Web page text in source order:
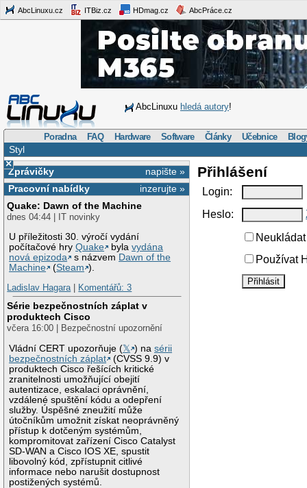
AbcLinuxu.cz ITBiz.cz HDmag.cz AbcPráce.cz
AbcLinuxu hledá autory!
Poradna FAQ Hardware Software Články Učebnice
Styl
×
napište »
Zprávičky
inzerujte »
Pracovní nabídky
Quake: Dawn of the Machine
dnes 04:44 | IT novinky
U příležitosti 30. výročí vydání
počítačové hryQuake bylavydána
nová epizoda
s názvem Dawn of the
Machine
(Steam ).
Ladislav Hagara| Komentářů: 3
Série bezpečnostních záplat v
produktech Cisco
včera 16:00 | Bezpečnostní upozornění
Vládní CERT upozorňuje (𝕏 ) nasérii
bezpečnostních záplat
(CVSS 9.9) v
produktech Cisco řešících kritické
zranitelnosti umožňující obejití
autentizace, eskalaci oprávnění,
vzdálené spuštění kódu a odepření
služby. Úspěšné zneužití může
útočníkům umožnit získat neoprávněný
přístup k dotčeným systémům,
kompromitovat zařízení Cisco Catalyst
SD-WAN a Cisco IOS XE, spustit
libovolný kód, zpřístupnit citlivé
informace nebo narušit dostupnost
postižených systémů.
Přihlášení
Login:
Heslo:
Používat